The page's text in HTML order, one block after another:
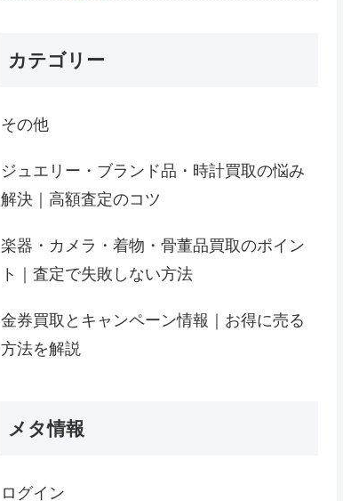
カテゴリー
その他
ジュエリー・ブランド品・時計買取の悩み
解決｜高額査定のコツ
楽器・カメラ・着物・骨董品買取のポイン
ト｜査定で失敗しない方法
金券買取とキャンペーン情報｜お得に売る
方法を解説
メタ情報
ログイン